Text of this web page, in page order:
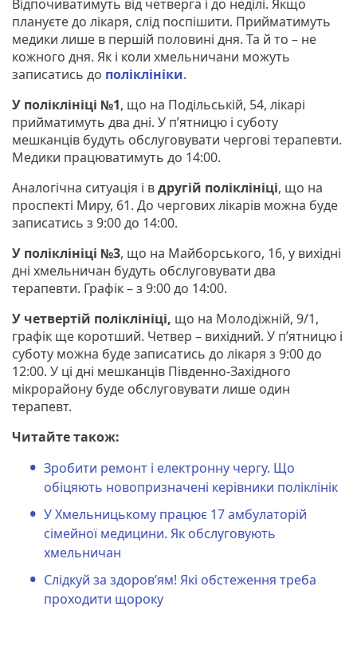
Відпочиватимуть від четверга і до неділі. Якщо
плануєте до лікаря, слід поспішити. Прийматимуть
медики лише в першій половині дня. Та й то – не
кожного дня. Як і коли хмельничани можуть
записатись до поліклініки.
У поліклініці №1, що на Подільській, 54, лікарі
прийматимуть два дні. У п’ятницю і суботу
мешканців будуть обслуговувати чергові терапевти.
Медики працюватимуть до 14:00.
Аналогічна ситуація і вдругій поліклініці, що на
проспекті Миру, 61. До чергових лікарів можна буде
записатись з 9:00 до 14:00.
У поліклініці №3, що на Майборського, 16, у вихідні
дні хмельничан будуть обслуговувати два
терапевти. Графік – з 9:00 до 14:00.
У четвертій поліклініці, що на Молодіжній, 9/1,
графік ще коротший. Четвер – вихідний. У п’ятницю і
суботу можна буде записатись до лікаря з 9:00 до
12:00. У ці дні мешканців Південно-Західного
мікрорайону буде обслуговувати лише один
терапевт.
Читайте також:
Зробити ремонт і електронну чергу. Що
обіцяють новопризначені керівники поліклінік
У Хмельницькому працює 17 амбулаторій
сімейної медицини. Як обслуговують
хмельничан
Слідкуй за здоров’ям! Які обстеження треба
проходити щороку